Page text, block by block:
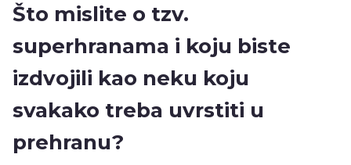
Što mislite o tzv.
superhranama i koju biste
izdvojili kao neku koju
svakako treba uvrstiti u
prehranu?